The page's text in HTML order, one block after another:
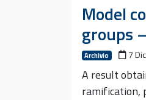
Model
groups
Archivio 7
A result
ramification,